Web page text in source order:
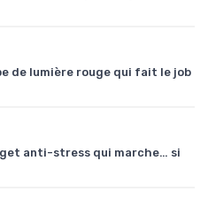
de lumière rouge qui fait le job
anti-stress qui marche… si